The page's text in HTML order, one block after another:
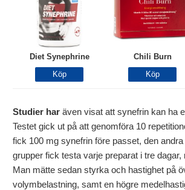
Diet Synephrine Chili Burn
Studier har även visat att synefrin kan ha
Testet gick ut på att genomföra 10
fick 100 mg synefrin före passet, den
grupper fick testa varje preparat i tre
Man mätte sedan styrka och hastighet på
volymbelastning, samt en högre